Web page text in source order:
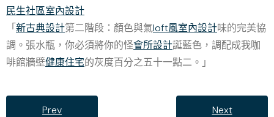
民生社區室內設計
「新古典設計第二階段：顏色與氣loft風室內設計味的完美協
調。張水瓶，你必須將你的怪會所設計誕藍色，調配成我咖
啡館牆壁健康住宅的灰度百分之五十一點二。」
Prev Next